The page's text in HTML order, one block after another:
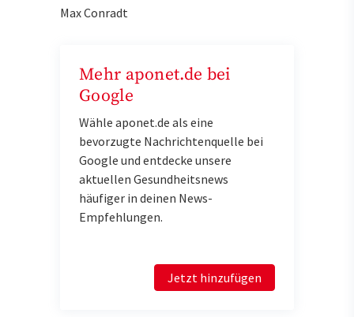
Max Conradt
Mehr aponet.de bei
Google
Wähle aponet.de als eine
bevorzugte Nachrichtenquelle bei
Google und entdecke unsere
aktuellen Gesundheitsnews
häufiger in deinen News-
Empfehlungen.
Jetzt hinzufügen